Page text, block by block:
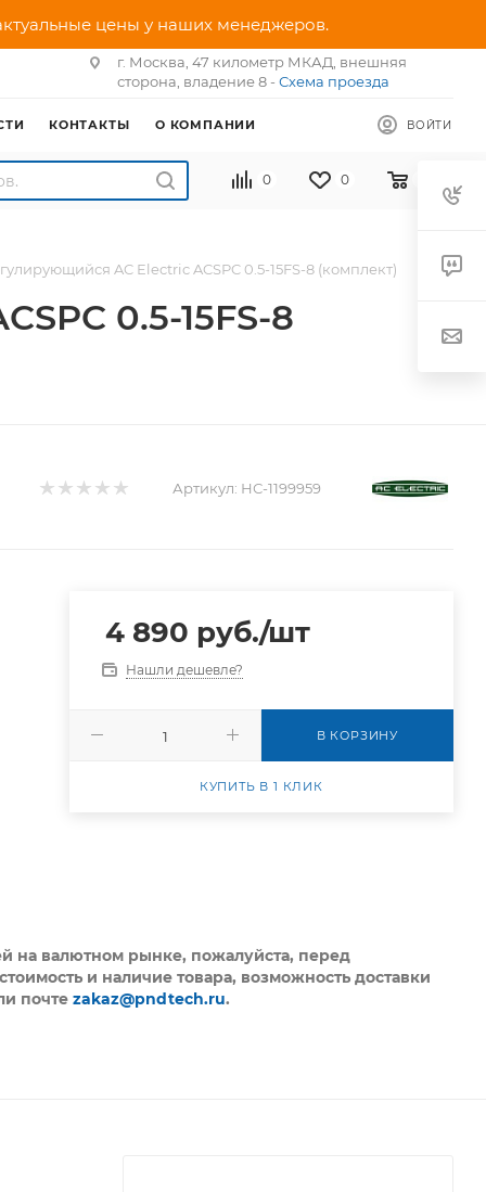
цены у наших менеджеров.
г. Москва, 47 километр МКАД, внешняя
сторона, владение 8 - Схема проезда
ВОЙТИ
КОНТАКТЫ О КОМПАНИИ
0 0
AC Electric ACSPC 0.5-15FS-8 (комплект)
0.5-15FS-8
Артикул: НС-1199959
4 890 руб./шт
Нашли дешевле?
В КОРЗИНУ
КУПИТЬ В 1 КЛИК
на валютном рынке, пожалуйста, перед
и наличие товара, возможность доставки
почтеzakaz@pndtech.ru.